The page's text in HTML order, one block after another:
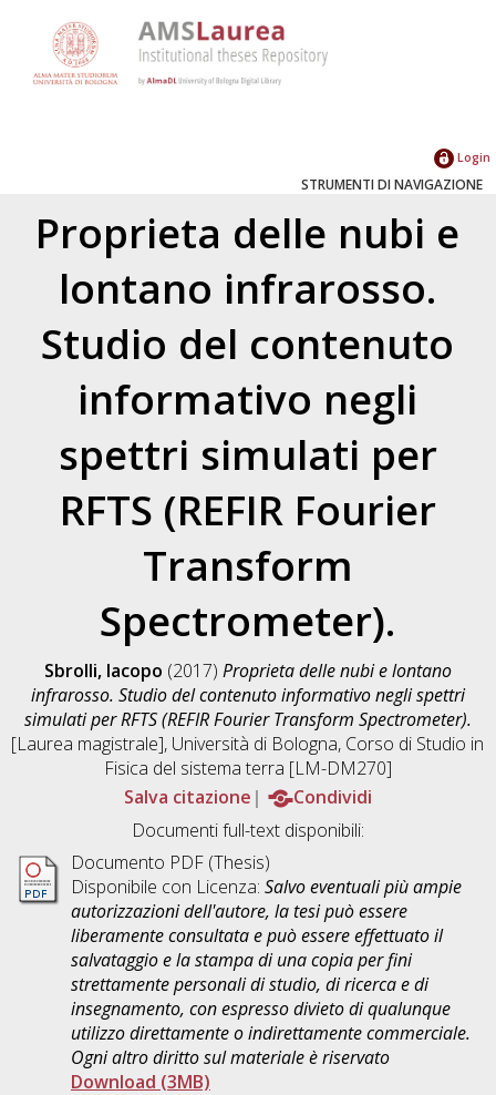
Login
STRUMENTI DI NAVIGAZIONE
Proprieta delle nubi e
lontano infrarosso.
Studio del contenuto
informativo negli
spettri simulati per
RFTS (REFIR Fourier
Transform
Spectrometer).
Sbrolli, Iacopo (2017) Proprieta delle nubi e lontano
infrarosso. Studio del contenuto informativo negli spettri
simulati per RFTS (REFIR Fourier Transform Spectrometer).
[Laurea magistrale], Università di Bologna, Corso di Studio in
Fisica del sistema terra [LM-DM270]
Salva citazione
Condividi
Documenti full-text disponibili:
Documento PDF (Thesis)
Disponibile con Licenza: Salvo eventuali più ampie
autorizzazioni dell'autore, la tesi può essere
liberamente consultata e può essere effettuato il
salvataggio e la stampa di una copia per fini
strettamente personali di studio, di ricerca e di
insegnamento, con espresso divieto di qualunque
utilizzo direttamente o indirettamente commerciale.
Ogni altro diritto sul materiale è riservato
Download (3MB)